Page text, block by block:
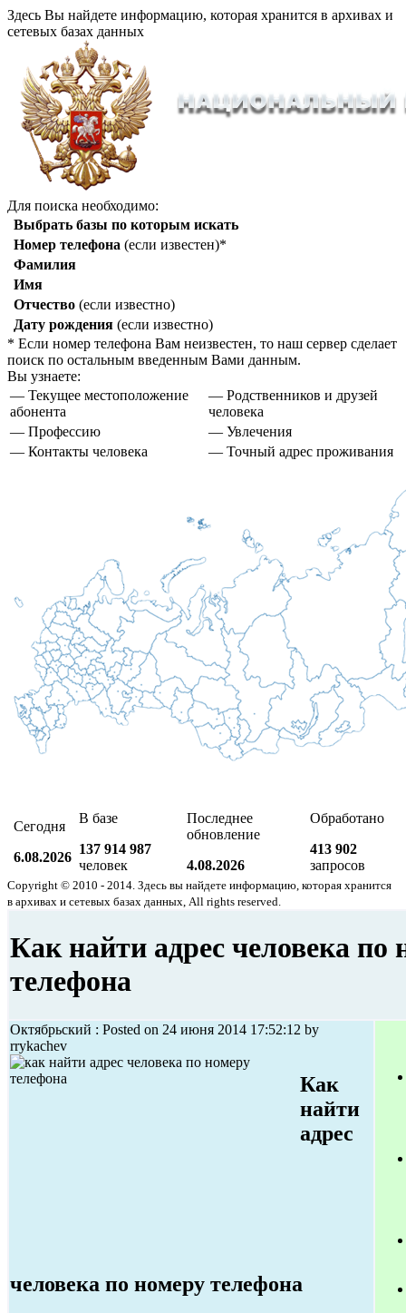
Здесь Вы найдете информацию, которая хранится в архивах и
сетевых базах данных
Для поиска необходимо:
Выбрать базы по которым искать
Номер телефона (если известен)*
Фамилия
Имя
Отчество (если известно)
Дату рождения (если известно)
* Если номер телефона Вам неизвестен, то наш сервер сделает
поиск по остальным введенным Вами данным.
Вы узнаете:
— Текущее местоположение
абонента
— Родственников и друзей
человека
— Профессию
— Увлечения
— Контакты человека
— Точный адрес проживания
Сегодня
6.08.2026
В базе
137 914 987
человек
Последнее
обновление
4.08.2026
Обработано
413 902
запросов
Copyright © 2010 - 2014. Здесь вы найдете информацию, которая хранится
в архивах и сетевых базах данных, All rights reserved.
Как найти адрес человека по
телефона
Октябрьский : Posted on 24 июня 2014 17:52:12 by
rrykachev
Как
найти
адрес
человека по номеру телефона